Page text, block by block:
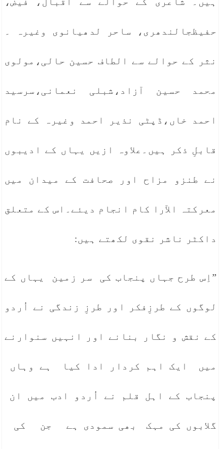
حفیظجالندھری، ساحر لدھیانوی وغیرہ ۔
نثر کے حوالے سے الطاف حسین حالی،مولوی
محمد حسین آزاد،شبلی نعمانی،سرسید
احمد خاں،ڈپٹی نذیر احمد وغیرہ کے نام
قابلِ ذکر ہیں۔علاوہ ازیں یہاں کے ادیبوں
نے طنزو مزاح اور صحافت کے میدان میں
معرکتہ الآرا کام انجام دیئے۔اس کے متعلق
داکٹر ناشر نقوی لکھتے ہیں:
”اِس طرح جہاں پنجاب کی سر زمین یہاں کے
لوگوں کے طرزِفکر اور طرزِ زندگی نے اُردو
کے نقش و نگار بنانے اور انہیں سنوارنے
میں ایک اہم کردار ادا کیا ہے وہاں
پنجاب کے اہل قلم نے اُردو ادب میں ان
گلابوں کی مہک بھی سمودی ہے جن کی